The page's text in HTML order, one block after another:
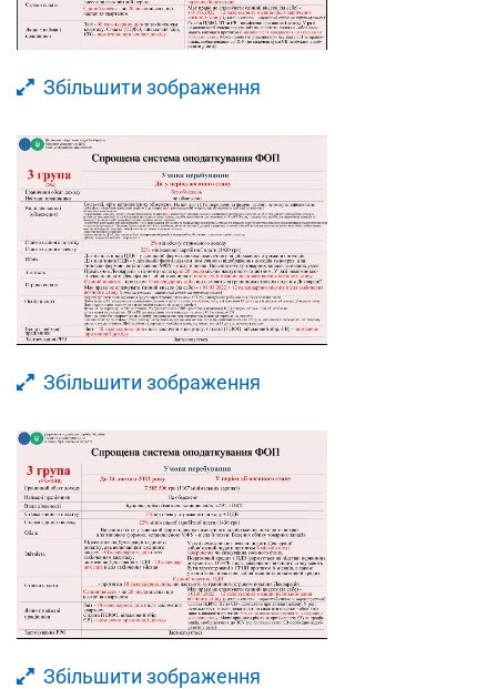
Збільшити зображення
Збільшити зображення
Збільшити зображення